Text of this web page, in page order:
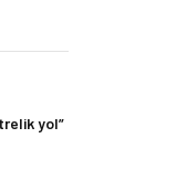
yol”